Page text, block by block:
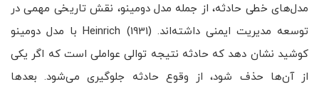
مدل‌های خطی حادثه، از جمله مدل دومینو، نقش تاریخی مهمی در
توسعه مدیریت ایمنی داشته‌اند. Heinrich (1931) با مدل دومینو
کوشید نشان دهد که حادثه نتیجه توالی عواملی است که اگر یکی
از آن‌ها حذف شود، از وقوع حادثه جلوگیری می‌شود. بعدها